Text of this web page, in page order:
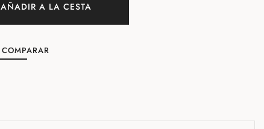
AÑADIR A LA CESTA
COMPARAR